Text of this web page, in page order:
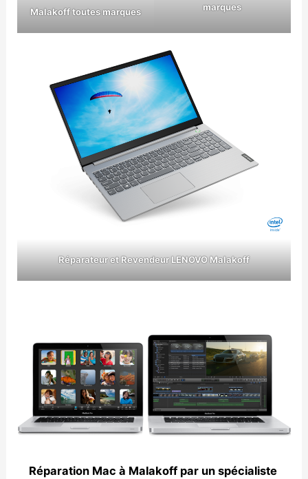
Malakoff toutes marques marques
Réparateur et Revendeur LENOVO Malakoff
Réparation Mac à Malakoff par un spécialiste